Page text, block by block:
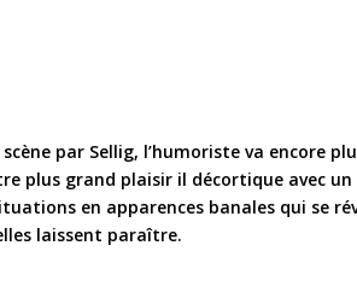
par Sellig, l’humoriste va encore
plus grand plaisir il décortique avec
en apparences banales qui se
laissent paraître.